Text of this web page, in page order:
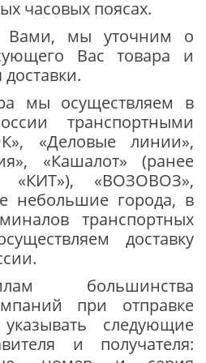
часовых поясах.
Вами, мы уточним о
Вас товара и
мы осуществляем в
транспортными
«Деловые линии»,
«Кашалот» (ранее
«КИТ»), «ВОЗОВОЗ»,
небольшие города, в
транспортных
доставку
большинства
при отправке
следующие
и получателя: